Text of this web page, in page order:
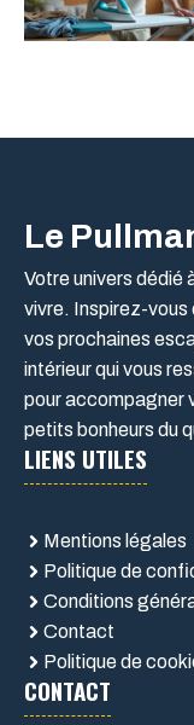
Le
Votre univers dédié
vivre. Inspirez-vous
vos prochaines
intérieur qui vous
pour accompagner
petits bonheurs du
LIENS UTILES
Mentions légales
Politique de
Conditions
Contact
Politique de
CONTACT